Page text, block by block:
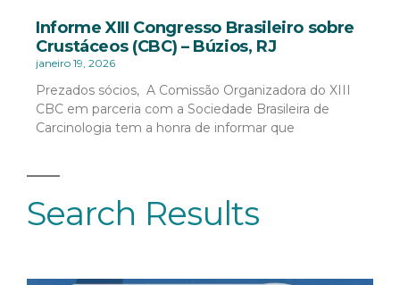
Search Results
Informe XIII Congresso Brasileiro sobre
Crustáceos (CBC) – Búzios, RJ
janeiro 19, 2026
Prezados sócios, A Comissão Organizadora do XIII
CBC em parceria com a Sociedade Brasileira de
Carcinologia tem a honra de informar que